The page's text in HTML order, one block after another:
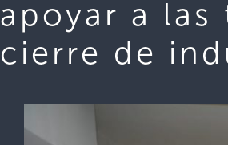
apoyar a las
cierre de